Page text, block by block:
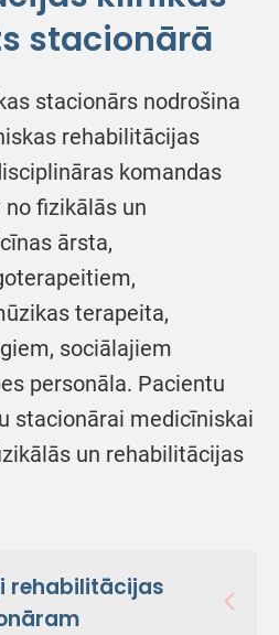
stacionārā
stacionārs nodrošina
rehabilitācijas
komandas
fizikālās un
ārsta,
terapeita,
sociālajiem
personāla. Pacientu
stacionārai medicīniskai
un rehabilitācijas
rehabilitācijas